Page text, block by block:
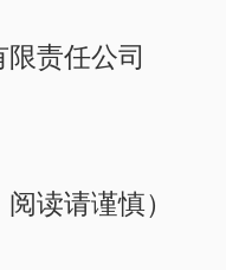
责任公司
读请谨慎）